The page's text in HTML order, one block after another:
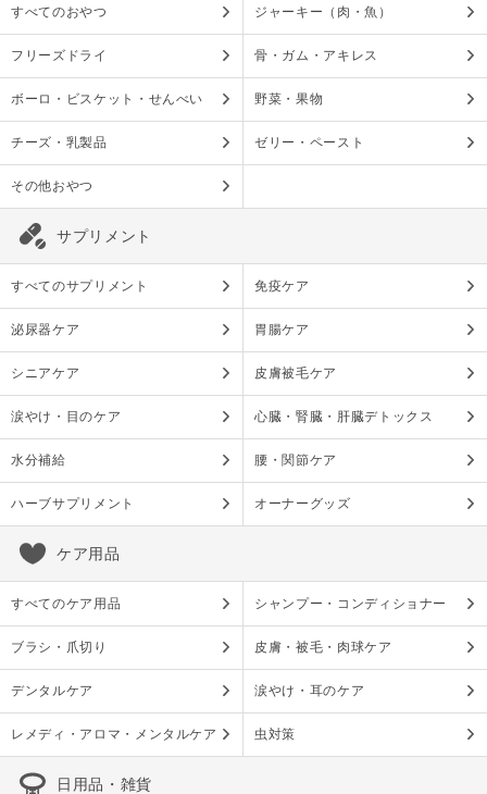
すべてのおやつ ジャーキー（肉・魚）
フリーズドライ 骨・ガム・アキレス
ボーロ・ビスケット・せんべい 野菜・果物
チーズ・乳製品 ゼリー・ペースト
その他おやつ
サプリメント
すべてのサプリメント 免疫ケア
泌尿器ケア 胃腸ケア
シニアケア 皮膚被毛ケア
涙やけ・目のケア 心臓・腎臓・肝臓デトックス
水分補給 腰・関節ケア
ハーブサプリメント オーナーグッズ
ケア用品
すべてのケア用品 シャンプー・コンディショナー
ブラシ・爪切り 皮膚・被毛・肉球ケア
デンタルケア 涙やけ・耳のケア
レメディ・アロマ・メンタルケア 虫対策
日用品・雑貨